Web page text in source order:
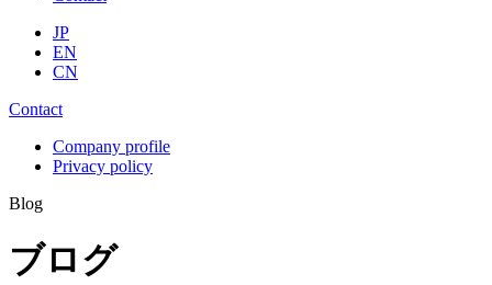
JP
EN
CN
Contact
Company profile
Privacy policy
Blog
ブログ